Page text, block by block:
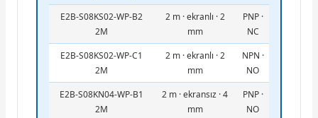
E2B-S08KS02-WP-B2
2M
2 m · ekranlı · 2
mm
PNP ·
NC
E2B-S08KS02-WP-C1
2M
2 m · ekranlı · 2
mm
NPN ·
NO
E2B-S08KN04-WP-B1
2M
2 m · ekransız · 4
mm
PNP ·
NO